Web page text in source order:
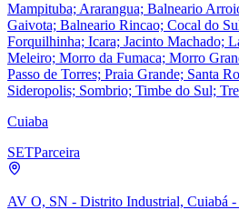
Mampituba; Ararangua; Balneario
Gaivota; Balneario Rincao; Cocal do
Forquilhinha; Icara; Jacinto Machado;
Meleiro; Morro da Fumaca; Morro
Passo de Torres; Praia Grande; Santa
Sideropolis; Sombrio; Timbe do Sul;
Cuiaba
SETParceira
AV O, SN - Distrito Industrial, Cuiabá